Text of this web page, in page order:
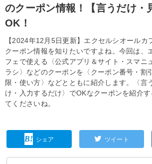
のクーポン情報！【言うだけ・
OK！
【2024年12月5日更新】エクセルシオールカ
クーポン情報を知りたいですよね。今回は、
フェで使える〈公式アプリ＆サイト・スマニ
ラシ〉などのクーポンを〈クーポン番号・割
限・使い方〉などとともに紹介します。〈言
け・入力するだけ〉でOKなクーポンを紹介
てくださいね。
シェア ツイート